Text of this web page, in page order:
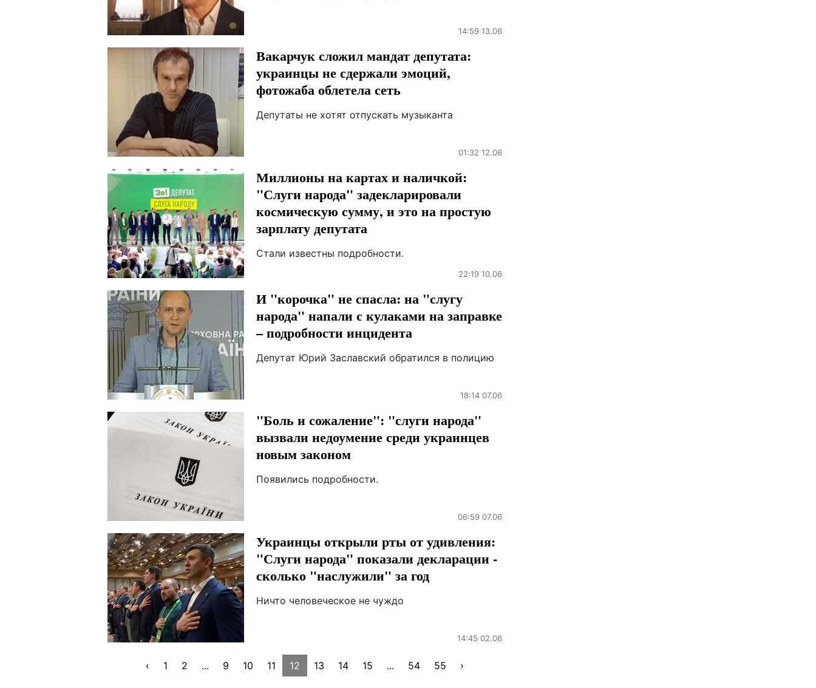
14:59 13.06
Вакарчук сложил мандат депутата:
украинцы не сдержали эмоций,
фотожаба облетела сеть
Депутаты не хотят отпускать музыканта
01:32 12.06
Миллионы на картах и наличкой:
"Слуги народа" задекларировали
космическую сумму, и это на простую
зарплату депутата
Стали известны подробности.
22:19 10.06
И "корочка" не спасла: на "слугу
народа" напали с кулаками на заправке
– подробности инцидента
Депутат Юрий Заславский обратился в полицию
18:14 07.06
"Боль и сожаление": "слуги народа"
вызвали недоумение среди украинцев
новым законом
Появились подробности.
06:59 07.06
Украинцы открыли рты от удивления:
"Слуги народа" показали декларации -
сколько "наслужили" за год
Ничто человеческое не чуждо
14:45 02.06
‹ 1 2 ... 9 10 11 12 13 14 15 ... 54 55 ›